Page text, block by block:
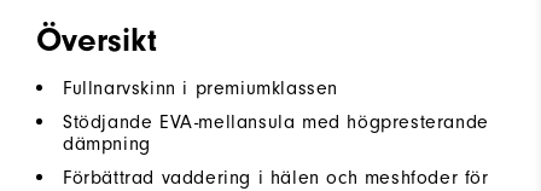
Översikt
Fullnarvskinn i premiumklassen
Stödjande EVA-mellansula med högpresterande
dämpning
Förbättrad vaddering i hälen och meshfoder för